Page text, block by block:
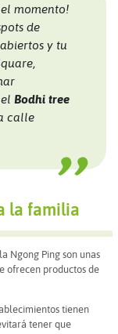
momento!
de
y tu
Bodhi tree
calle
la familia
Ngong Ping son unas
ofrecen productos de
tienen
tener que